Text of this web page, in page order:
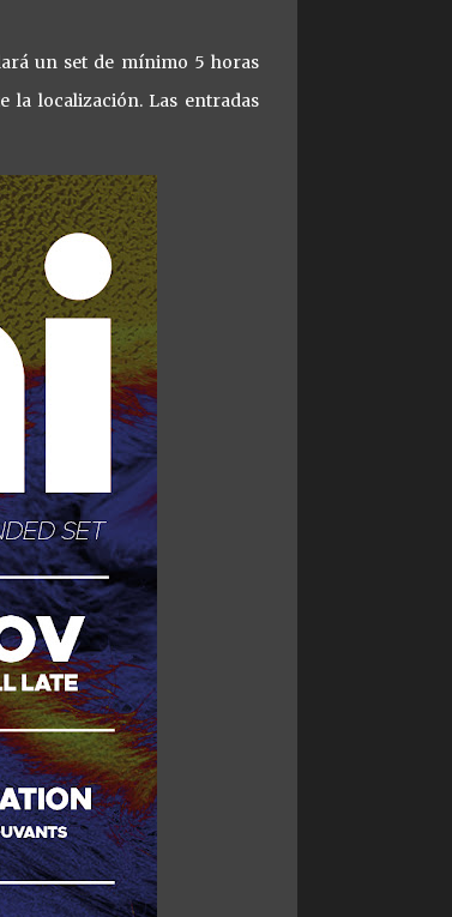
un set de mínimo 5 horas
la localización. Las entradas